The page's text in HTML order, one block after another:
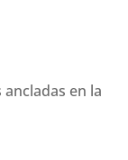
en la